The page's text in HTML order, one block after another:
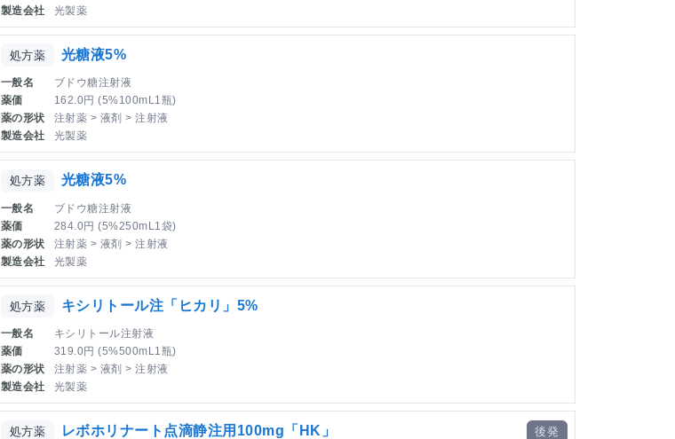
製造会社
光製薬
処方薬 光糖液5%
一般名
ブドウ糖注射液
薬価
162.0円 (5%100mL1瓶)
薬の形状
注射薬 > 液剤 > 注射液
製造会社
光製薬
処方薬 光糖液5%
一般名
ブドウ糖注射液
薬価
284.0円 (5%250mL1袋)
薬の形状
注射薬 > 液剤 > 注射液
製造会社
光製薬
処方薬 キシリトール注「ヒカリ」5%
一般名
キシリトール注射液
薬価
319.0円 (5%500mL1瓶)
薬の形状
注射薬 > 液剤 > 注射液
製造会社
光製薬
処方薬 レボホリナート点滴静注用100mg「HK」 後発